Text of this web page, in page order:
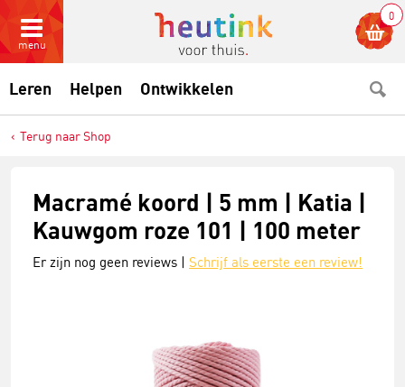
menu
0
Leren Helpen Ontwikkelen
Terug naar Shop
Macramé koord | 5 mm | Katia |
Kauwgom roze 101 | 100 meter
Er zijn nog geen reviews | Schrijf als eerste een review!